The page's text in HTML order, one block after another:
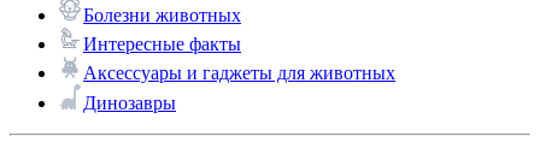
Болезни животных
Интересные факты
Аксессуары и гаджеты для животных
Динозавры